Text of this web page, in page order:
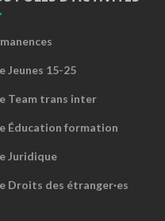
Jeunes 15-25
Team trans inter
Éducation formation
Juridique
Droits des étranger·es